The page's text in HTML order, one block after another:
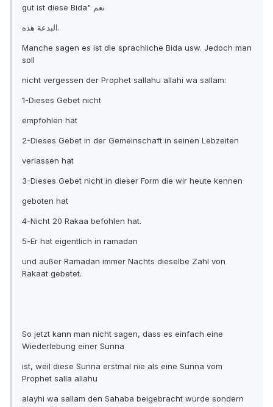
gut ist diese Bida" نعم
البدعة هذه.
Manche sagen es ist die sprachliche Bida usw. Jedoch man
soll
nicht vergessen der Prophet sallahu allahi wa sallam:
1-Dieses Gebet nicht
empfohlen hat
2-Dieses Gebet in der Gemeinschaft in seinen Lebzeiten
verlassen hat
3-Dieses Gebet nicht in dieser Form die wir heute kennen
geboten hat
4-Nicht 20 Rakaa befohlen hat.
5-Er hat eigentlich in ramadan
und außer Ramadan immer Nachts dieselbe Zahl von
Rakaat gebetet.
So jetzt kann man nicht sagen, dass es einfach eine
Wiederlebung einer Sunna
ist, weil diese Sunna erstmal nie als eine Sunna vom
Prophet salla allahu
alayhi wa sallam den Sahaba beigebracht wurde sondern